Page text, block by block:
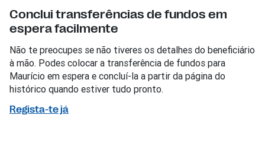
Conclui transferências de fundos em
espera facilmente
Não te preocupes se não tiveres os detalhes do beneficiário
à mão. Podes colocar a transferência de fundos para
Maurício em espera e concluí-la a partir da página do
histórico quando estiver tudo pronto.
Regista-te já